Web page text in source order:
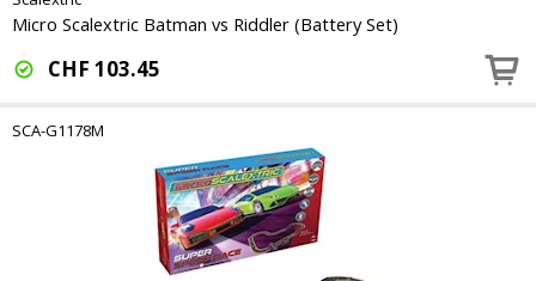
Micro Scalextric Batman vs Riddler (Battery Set)
CHF 103.45
SCA-G1178M